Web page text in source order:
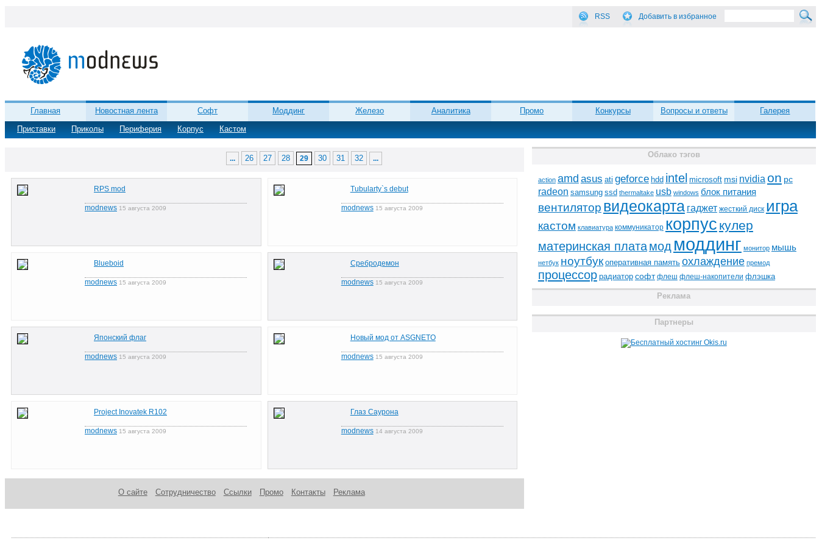
RSS Добавить в избранное
Главная Новостная лента Софт Моддинг Железо Аналитика Промо Конкурсы Вопросы и ответы
Галерея
Приставки
Приколы Периферия Корпус Кастом
... 26 27 28 29 30 31 32 ...
RPS mod
modnews 15 августа 2009
Tubularty`s debut
modnews15 августа 2009
Blueboid
modnews 15 августа 2009
Сребродемон
modnews15 августа 2009
Японский флаг
modnews 15 августа 2009
Новый мод от ASGNETO
modnews15 августа 2009
Project Inovatek R102
modnews 15 августа 2009
Глаз Саурона
modnews14 августа 2009
О сайте Сотрудничество Ссылки Промо Контакты Реклама
Облако тэгов
action amd asus ati geforce hdd intel microsoft msi nvidia on pc
radeon samsung ssd thermaltake usb windows блок питания
вентилятор видеокарта гаджет жесткий диск игра
кастом клавиатура коммуникатор корпус кулер
материнская платамод моддинг монитор мышь
нетбук ноутбук оперативная память охлаждение премод
процессор радиатор софт флеш флеш-накопители флэшка
Реклама
Партнеры